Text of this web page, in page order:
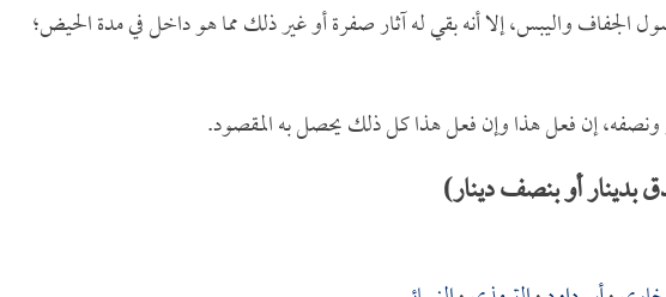
الجفاف واليبس، إلا أنه بقي له آثار صفرة أو غير ذلك مما هو داخل في مدة الحيض؛
ونصفه، إن فعل هذا وإن فعل هذا كل ذلك يحصل به المقصود.
أو بنصف دينار)